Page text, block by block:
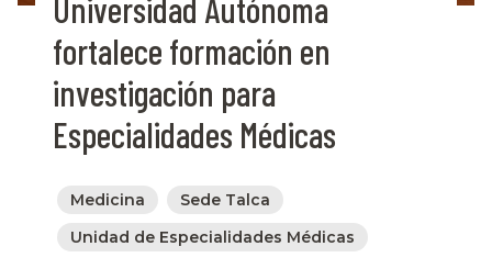
Universidad Autónoma
fortalece formación en
investigación para
Especialidades Médicas
Medicina
Sede Talca
Unidad de Especialidades Médicas